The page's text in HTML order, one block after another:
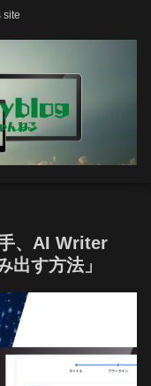
site
、AI Writer
出す方法」